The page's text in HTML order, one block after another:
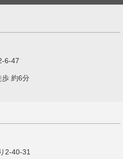
6-47
歩 約6分
2-40-31